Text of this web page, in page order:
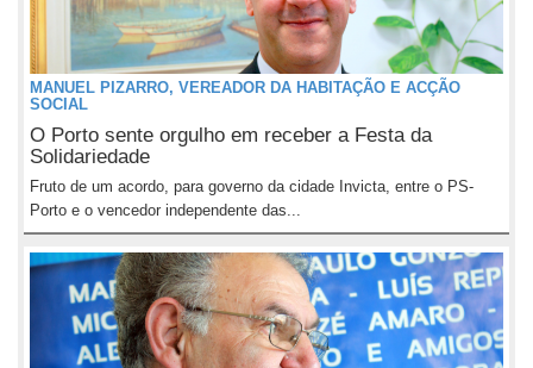
MANUEL PIZARRO, VEREADOR DA HABITAÇÃO E ACÇÃO
SOCIAL
O Porto sente orgulho em receber a Festa da
Solidariedade
Fruto de um acordo, para governo da cidade Invicta, entre o PS-
Porto e o vencedor independente das...